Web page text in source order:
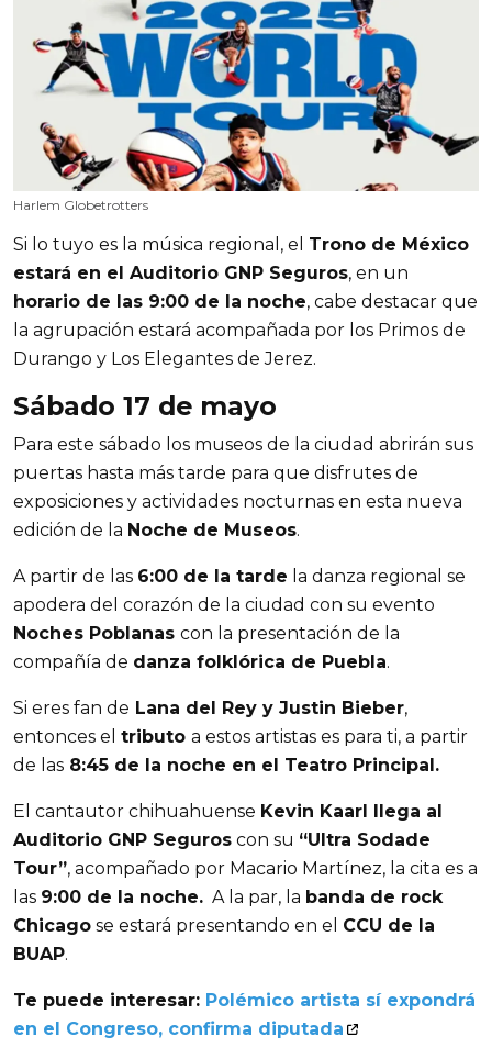
Harlem Globetrotters
Si lo tuyo es la música regional, el Trono de México
estará en el Auditorio GNP Seguros
horario de las 9:00 de la noche, cabe destacar que
la agrupación estará acompañada por los Primos de
Durango y Los Elegantes de Jerez.
Sábado 17 de mayo
Para este sábado los museos de la ciudad abrirán sus
puertas hasta más tarde para que disfrutes de
exposiciones y actividades nocturnas en esta nueva
edición de la Noche de Museos.
A partir de las 6:00 de la tarde la danza regional se
Noches Poblanas con la presentación de la
compañía de danza folklórica de Puebla.
Si eres fan de Lana del Rey y Justin Bieber,
entonces el tributo a estos artistas es para ti, a partir
de las 8:45 de la noche en el Teatro Principal.
El cantautor chihuahuense Kevin Kaarl llega al
Auditorio GNP Seguros con su “Ultra Sodade
Tour”, acompañado por Macario Martínez, la cita es a
las 9:00 de la noche. A la par, la banda de rock
Chicago se estará presentando en el CCU de la
BUAP.
Te puede interesar: Polémico artista sí expondrá
en el Congreso, confirma diputada